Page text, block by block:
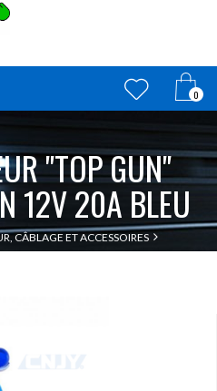
0
"TOP GUN"
12V 20A BLEU
CÂBLAGE ET ACCESSOIRES